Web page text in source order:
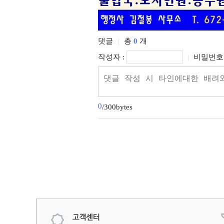
댓글 총 0 개
작성자 :
비밀번
0/300bytes